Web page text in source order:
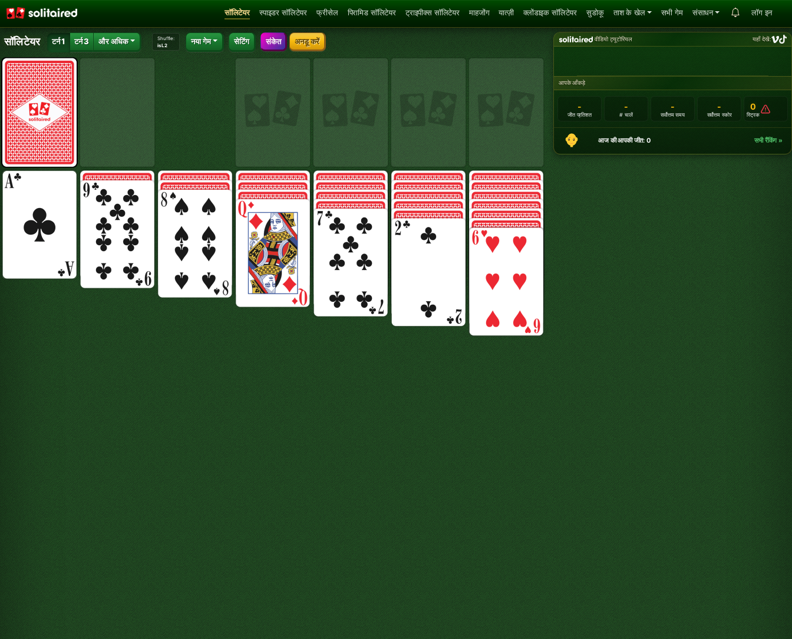
सॉलिटेयर स्पाइडर सॉलिटेयर फ्रीसेल पिरामिड सॉलिटेयर ट्राइपीक्स सॉलिटेयर माहजोंग यात्ज़ी क्लोंडाइक सॉलिटेयर सुडोकू ताश के खेल सभी गेम संसाधन लॉग इन
सॉलिटेयर टर्न 1 टर्न 3 और अधिक
Shuffle:
isL2
नया गेम सेटिंग संकेत अनडू करें वीडियो ट्यूटोरियल यहाँ देखें:
आपके आँकड़े
-
जीत प्रतिशत
-
# चालें
-
सर्वोत्तम समय
-
सर्वोत्तम स्कोर
0
स्ट्रिक
आज की आपकी जीत: 0 सभी रैंकिंग »